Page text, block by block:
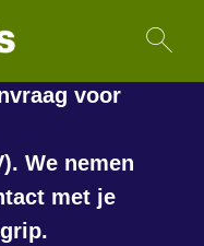
we
voor
We nemen
met je